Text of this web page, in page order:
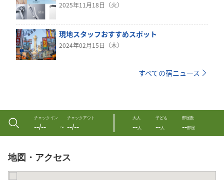
2025年11月18日（火）
現地スタッフおすすめスポット
2024年02月15日（木）
すべての宿ニュース
チェックイン
--/-- 〜
チェックアウト
--/--
大人
--人
子ども
--人
部屋数
--部屋
地図・アクセス